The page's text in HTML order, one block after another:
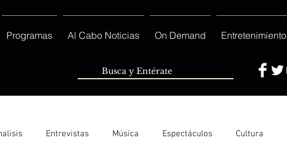
Programas Al Cabo Noticias On Demand Entretenimiento
Entrevistas Música Espectáculos Cultura